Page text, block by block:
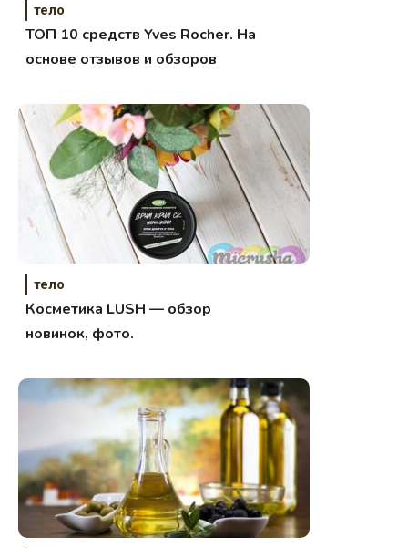
тело
ТОП 10 средств Yves Rocher. На
основе отзывов и обзоров
тело
Косметика LUSH — обзор
новинок, фото.